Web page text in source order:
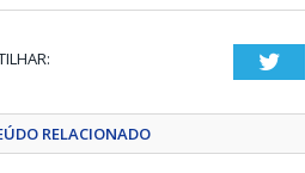
RELACIONADO